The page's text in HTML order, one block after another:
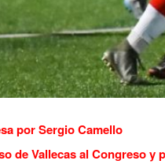
por Sergio Camello
de Vallecas al Congreso